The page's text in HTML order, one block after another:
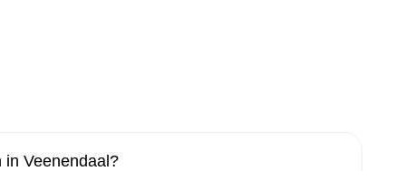
in Veenendaal?